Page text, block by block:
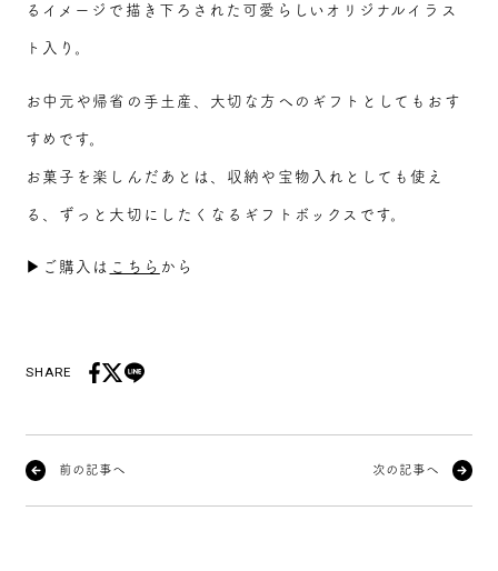
るイメージで描き下ろされた可愛らしいオリジナルイラス
ト入り。
お中元や帰省の手土産、大切な方へのギフトとしてもおす
すめです。
お菓子を楽しんだあとは、収納や宝物入れとしても使え
る、ずっと大切にしたくなるギフトボックスです。
▶ご購入は こちら から
SHARE
前の記事へ 次の記事へ